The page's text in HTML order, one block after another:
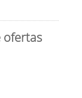
ofertas